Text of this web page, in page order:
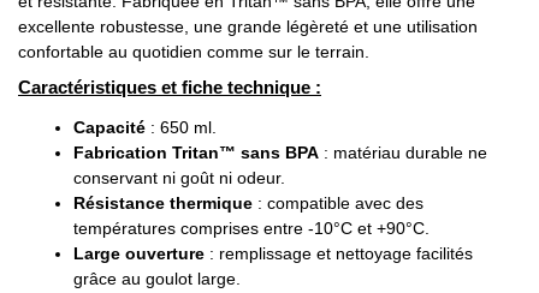
excellente robustesse, une grande légèreté et une utilisation
confortable au quotidien comme sur le terrain.
Caractéristiques et fiche technique :
Capacité : 650 ml.
Fabrication Tritan™ sans BPA : matériau durable ne
conservant ni goût ni odeur.
Résistance thermique : compatible avec des
températures comprises entre -10°C et +90°C.
Large ouverture : remplissage et nettoyage facilités
grâce au goulot large.